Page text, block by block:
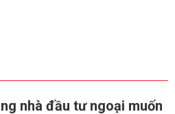
nhà đầu tư ngoại muốn